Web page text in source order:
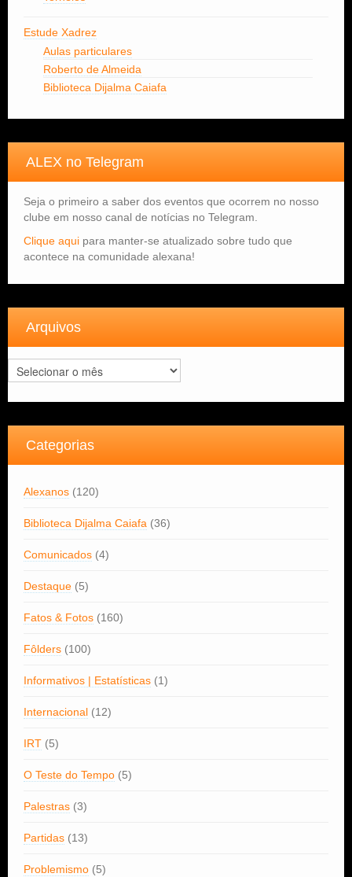
Estude Xadrez
Aulas particulares
Roberto de Almeida
Biblioteca Dijalma Caiafa
ALEX no Telegram
Seja o primeiro a saber dos eventos que ocorrem no nosso
clube em nosso canal de notícias no Telegram.
Clique aqui para manter-se atualizado sobre tudo que
acontece na comunidade alexana!
Arquivos
Arquivos
Categorias
Alexanos (120)
Biblioteca Dijalma Caiafa (36)
Comunicados (4)
Destaque (5)
Fatos & Fotos (160)
Fôlders (100)
Informativos | Estatísticas (1)
Internacional (12)
IRT (5)
O Teste do Tempo (5)
Palestras (3)
Partidas (13)
Problemismo (5)